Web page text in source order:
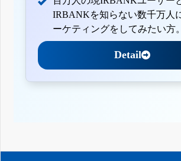
IRBANKを知らない数千万人
ーケティングをしてみたい方。
Detail